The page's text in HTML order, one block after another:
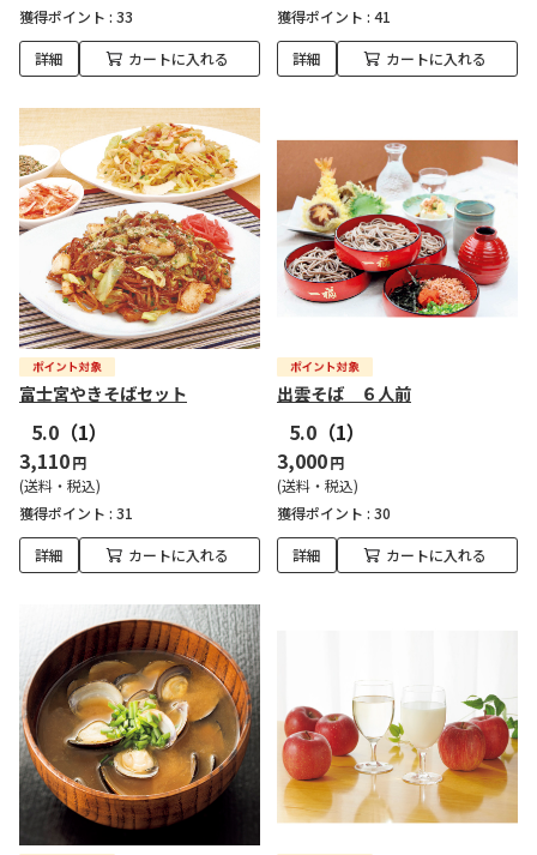
獲得ポイント : 33
詳細 カートに入れる
獲得ポイント : 41
詳細 カートに入れる
富士宮やきそばセット
5.0 （1）
3,110円
(送料・税込)
獲得ポイント : 31
詳細 カートに入れる
出雲そば ６人前
5.0 （1）
3,000円
(送料・税込)
獲得ポイント : 30
詳細 カートに入れる